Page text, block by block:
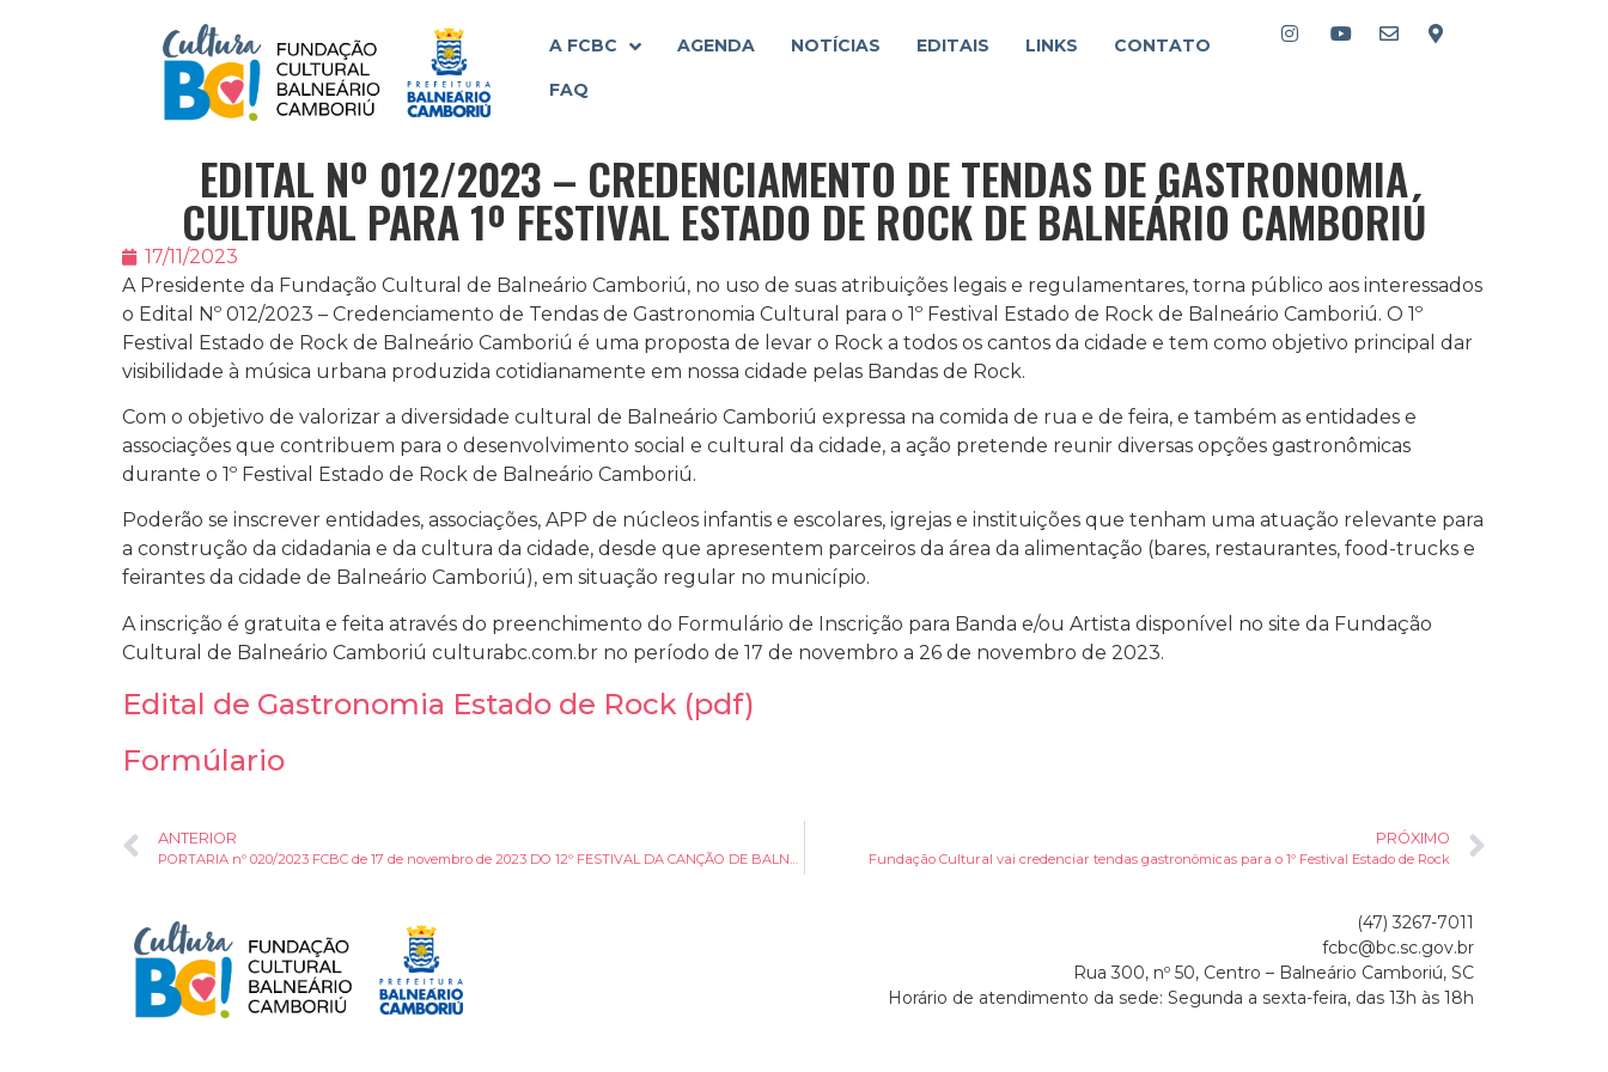
A FCBC AGENDA NOTÍCIAS EDITAIS LINKS CONTATO
FAQ
EDITAL Nº 012/2023 – CREDENCIAMENTO DE TENDAS DE GASTRONOMIA
CULTURAL PARA 1º FESTIVAL ESTADO DE ROCK DE BALNEÁRIO CAMBORIÚ
17/11/2023
A Presidente da Fundação Cultural de Balneário Camboriú, no uso de suas atribuições legais e regulamentares, torna público aos interessados
o Edital Nº 012/2023 – Credenciamento de Tendas de Gastronomia Cultural para o 1º Festival Estado de Rock de Balneário Camboriú. O 1º
Festival Estado de Rock de Balneário Camboriú é uma proposta de levar o Rock a todos os cantos da cidade e tem como objetivo principal dar
visibilidade à música urbana produzida cotidianamente em nossa cidade pelas Bandas de Rock.
Com o objetivo de valorizar a diversidade cultural de Balneário Camboriú expressa na comida de rua e de feira, e também as entidades e
associações que contribuem para o desenvolvimento social e cultural da cidade, a ação pretende reunir diversas opções gastronômicas
durante o 1º Festival Estado de Rock de Balneário Camboriú.
Poderão se inscrever entidades, associações, APP de núcleos infantis e escolares, igrejas e instituições que tenham uma atuação relevante para
a construção da cidadania e da cultura da cidade, desde que apresentem parceiros da área da alimentação (bares, restaurantes, food-trucks e
feirantes da cidade de Balneário Camboriú), em situação regular no município.
A inscrição é gratuita e feita através do preenchimento do Formulário de Inscrição para Banda e/ou Artista disponível no site da Fundação
Cultural de Balneário Camboriú culturabc.com.br no período de 17 de novembro a 26 de novembro de 2023.
Edital de Gastronomia Estado de Rock (pdf)
Formúlario
ANTERIOR
PORTARIA nº 020/2023 FCBC de 17 de novembro de 2023 DO 12º FESTIVAL DA CANÇÃO DE BALNEÁRIO CAMBORIÚ
PRÓXIMO
Fundação Cultural vai credenciar tendas gastronômicas para o 1º Festival Estado de Rock
(47) 3267-7011
fcbc@bc.sc.gov.br
Rua 300, nº 50, Centro – Balneário Camboriú, SC
Horário de atendimento da sede: Segunda a sexta-feira, das 13h às 18h